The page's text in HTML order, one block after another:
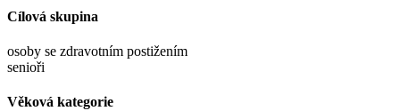
Cílová skupina
osoby se zdravotním postižením
senioři
Věková kategorie